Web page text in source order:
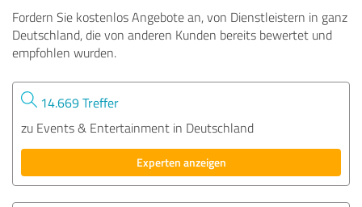
Fordern Sie kostenlos Angebote an, von Dienstleistern in ganz
Deutschland, die von anderen Kunden bereits bewertet und
empfohlen wurden.
14.669 Treffer
zu Events & Entertainment in Deutschland
Experten anzeigen